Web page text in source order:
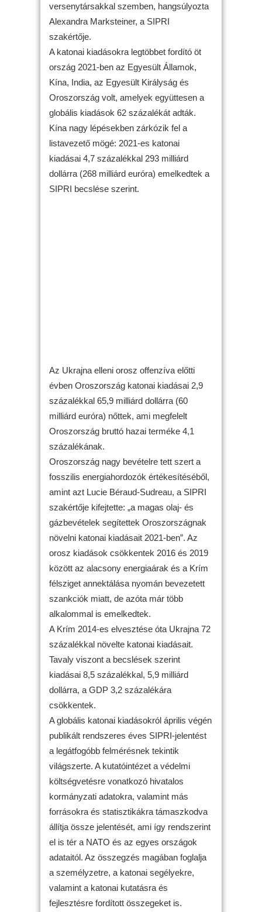
versenytársakkal szemben, hangsúlyozta
Alexandra Marksteiner, a SIPRI
szakértője.
A katonai kiadásokra legtöbbet fordító öt
ország 2021-ben az Egyesült Államok,
Kína, India, az Egyesült Királyság és
Oroszország volt, amelyek együttesen a
globális kiadások 62 százalékát adták.
Kína nagy lépésekben zárkózik fel a
listavezető mögé: 2021-es katonai
kiadásai 4,7 százalékkal 293 milliárd
dollárra (268 milliárd euróra) emelkedtek a
SIPRI becslése szerint.
Az Ukrajna elleni orosz offenzíva előtti
évben Oroszország katonai kiadásai 2,9
százalékkal 65,9 milliárd dollárra (60
milliárd euróra) nőttek, ami megfelelt
Oroszország bruttó hazai terméke 4,1
százalékának.
Oroszország nagy bevételre tett szert a
fosszilis energiahordozók értékesítéséből,
amint azt Lucie Béraud-Sudreau, a SIPRI
szakértője kifejtette: „a magas olaj- és
gázbevételek segítettek Oroszországnak
növelni katonai kiadásait 2021-ben”. Az
orosz kiadások csökkentek 2016 és 2019
között az alacsony energiaárak és a Krím
félsziget annektálása nyomán bevezetett
szankciók miatt, de azóta már több
alkalommal is emelkedtek.
A Krím 2014-es elvesztése óta Ukrajna 72
százalékkal növelte katonai kiadásait.
Tavaly viszont a becslések szerint
kiadásai 8,5 százalékkal, 5,9 milliárd
dollárra, a GDP 3,2 százalékára
csökkentek.
A globális katonai kiadásokról április végén
publikált rendszeres éves SIPRI-jelentést
a legátfogóbb felmérésnek tekintik
világszerte. A kutatóintézet a védelmi
költségvetésre vonatkozó hivatalos
kormányzati adatokra, valamint más
forrásokra és statisztikákra támaszkodva
állítja össze jelentését, ami így rendszerint
el is tér a NATO és az egyes országok
adataitól. Az összegzés magában foglalja
a személyzetre, a katonai segélyekre,
valamint a katonai kutatásra és
fejlesztésre fordított összegeket is.